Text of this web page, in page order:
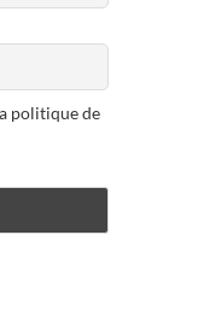
politique de